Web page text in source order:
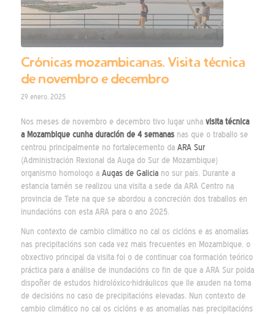
Crónicas mozambicanas. Visita técnica
de novembro e decembro
29 enero, 2025
Nos meses de novembro e decembro tivo lugar unha visita técnica
a Mozambique cunha duración de 4 semanasnas que o traballo se
centrou principalmente no fortalecemento da ARA Sur
(Administración Rexional da Auga do Sur de Mozambique)
organismo homologo a Augas de Galiciano sur país. Durante a
estancia tamén se realizou una visita a sede da ARA Centro na
provincia de Tete na que se abordou a concreción dos traballos en
inundacións con esta ARA para o ano 2025.
Nun contexto de cambio climático no cal os ciclóns e as anomalías
nas precipitacións son cada vez mais frecuentes en Mozambique, o
obxectivo principal da visita foi o de continuar coa formación teórico
práctica para a análise de inundacións co fin de que a ARA Sur poida
dispoñer de estudos hidrolóxico-hidráulicos que lle axuden na toma
de decisións no caso de precipitacións elevadas. Nun contexto de
cambio climático no cal os ciclóns e as anomalías nas precipitacións